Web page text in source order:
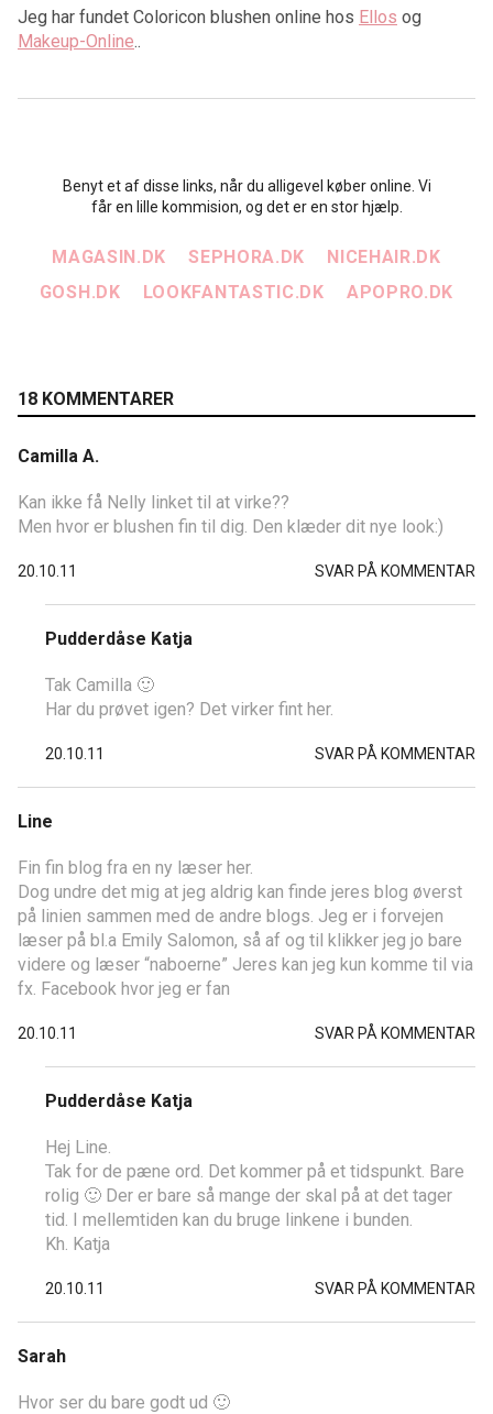
Jeg har fundet Coloricon blushen online hos Ellos og
Makeup-Online..
Benyt et af disse links, når du alligevel køber online. Vi
får en lille kommision, og det er en stor hjælp.
MAGASIN.DK SEPHORA.DK
NICEHAIR.DK
GOSH.DK
LOOKFANTASTIC.DK APOPRO.DK
18 KOMMENTARER
Camilla A.
Kan ikke få Nelly linket til at virke??
Men hvor er blushen fin til dig. Den klæder dit nye look:)
20.10.11 SVAR PÅ KOMMENTAR
Pudderdåse Katja
Tak Camilla 🙂
Har du prøvet igen? Det virker fint her.
20.10.11 SVAR PÅ KOMMENTAR
Line
Fin fin blog fra en ny læser her.
Dog undre det mig at jeg aldrig kan finde jeres blog øverst
på linien sammen med de andre blogs. Jeg er i forvejen
læser på bl.a Emily Salomon, så af og til klikker jeg jo bare
videre og læser “naboerne” Jeres kan jeg kun komme til via
fx. Facebook hvor jeg er fan
20.10.11 SVAR PÅ KOMMENTAR
Pudderdåse Katja
Hej Line.
Tak for de pæne ord. Det kommer på et tidspunkt. Bare
rolig 🙂 Der er bare så mange der skal på at det tager
tid. I mellemtiden kan du bruge linkene i bunden.
Kh. Katja
20.10.11 SVAR PÅ KOMMENTAR
Sarah
Hvor ser du bare godt ud 🙂